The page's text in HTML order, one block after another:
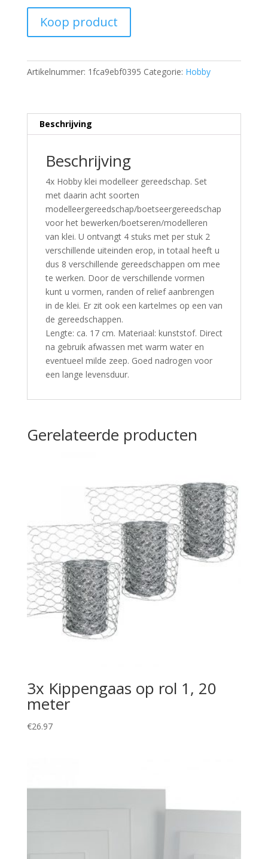
Koop product
Artikelnummer: 1fca9ebf0395 Categorie: Hobby
Beschrijving
Beschrijving
4x Hobby klei modelleer gereedschap. Set
met daarin acht soorten
modelleergereedschap/boetseergereedschap
voor het bewerken/boetseren/modelleren
van klei. U ontvangt 4 stuks met per stuk 2
verschillende uiteinden erop, in totaal heeft u
dus 8 verschillende gereedschappen om mee
te werken. Door de verschillende vormen
kunt u vormen, randen of relief aanbrengen
in de klei. Er zit ook een kartelmes op een van
de gereedschappen.
Lengte: ca. 17 cm. Materiaal: kunststof. Direct
na gebruik afwassen met warm water en
eventueel milde zeep. Goed nadrogen voor
een lange levensduur.
Gerelateerde producten
3x Kippengaas op rol 1, 20
meter
€26.97